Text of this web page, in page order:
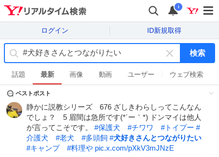
i
ログイン ID新規取得
キ
ー
ワ
ド
を
消
す
検索
話題 最新 画像 動画 ユーザー ウェブ検索
ベストポスト
静かに説教シリーズ 676 ざしきわらしってこんなん
でしょ？ 5 眉間は急所です(*´ー｀*) ドンマイは他人
が言ってこそです。 #保護犬 #チワワ #トイプー #
介護犬
#老犬 #多頭飼 #犬好きさんとつながりたい
#キャンプ #料理や pic.x.com/pXkV3mJNzE